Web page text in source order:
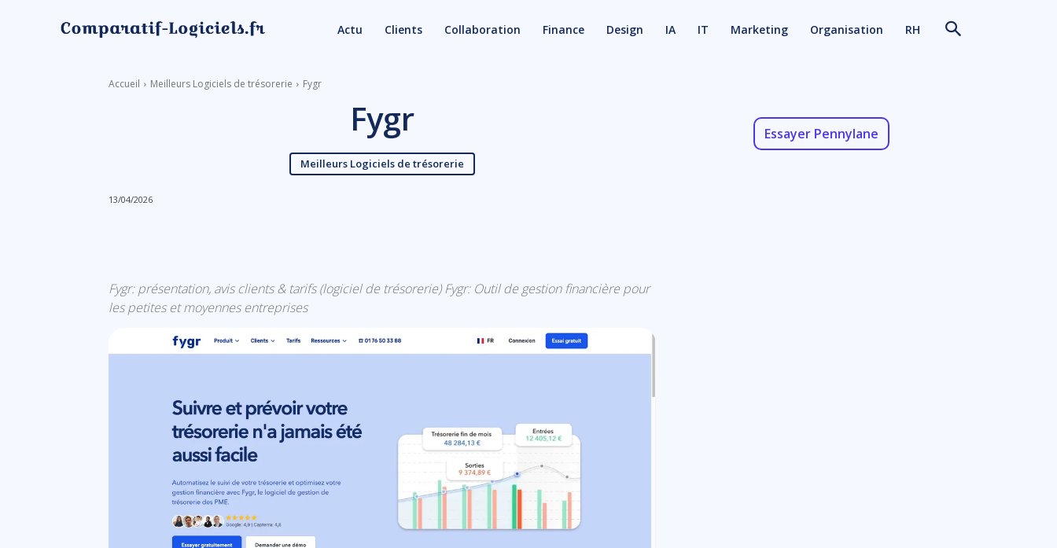
Actu Clients Collaboration Finance Design IA IT Marketing Organisation RH
Accueil Meilleurs Logiciels de trésorerie Fygr
Fygr
Meilleurs Logiciels de trésorerie
13/04/2026
Fygr: présentation, avis clients & tarifs (logiciel de trésorerie) Fygr: Outil de gestion financière pour
les petites et moyennes entreprises
Essayer Pennylane